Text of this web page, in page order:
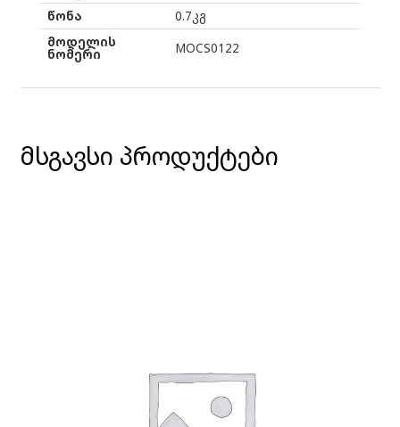
წონა
0.7კგ
მოდელის
ნომერი MOCS0122
მსგავსი პროდუქტები